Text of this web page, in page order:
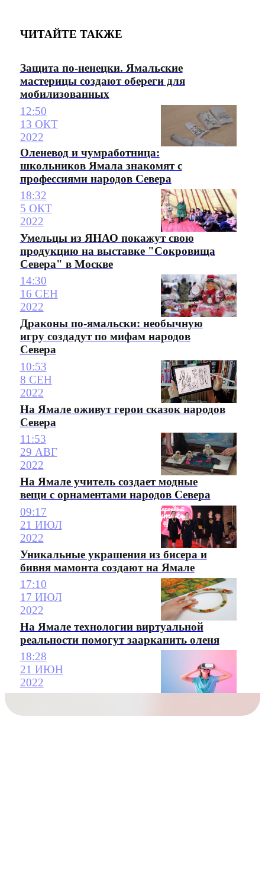
ЧИТАЙТЕ ТАКЖЕ
Защита по-ненецки. Ямальские
мастерицы создают обереги для
мобилизованных
12:50
13 ОКТ
2022
Оленевод и чумработница:
школьников Ямала знакомят с
профессиями народов Севера
18:32
5 ОКТ
2022
Умельцы из ЯНАО покажут свою
продукцию на выставке "Сокровища
Севера" в Москве
14:30
16 СЕН
2022
Драконы по-ямальски: необычную
игру создадут по мифам народов
Севера
10:53
8 СЕН
2022
На Ямале оживут герои сказок народов
Севера
11:53
29 АВГ
2022
На Ямале учитель создает модные
вещи с орнаментами народов Севера
09:17
21 ИЮЛ
2022
Уникальные украшения из бисера и
бивня мамонта создают на Ямале
17:10
17 ИЮЛ
2022
На Ямале технологии виртуальной
реальности помогут заарканить оленя
18:28
21 ИЮН
2022